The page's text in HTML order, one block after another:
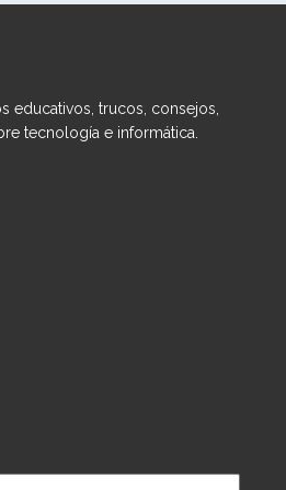
educativos, trucos, consejos,
tecnología e informática.